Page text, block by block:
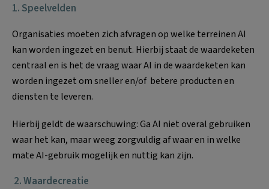
1. Speelvelden
Organisaties moeten zich afvragen op welke terreinen AI
kan worden ingezet en benut. Hierbij staat de waardeketen
centraal en is het de vraag waar AI in de waardeketen kan
worden ingezet om sneller en/of betere producten en
diensten te leveren.
Hierbij geldt de waarschuwing: Ga AI niet overal gebruiken
waar het kan, maar weeg zorgvuldig af waar en in welke
mate AI-gebruik mogelijk en nuttig kan zijn.
2. Waardecreatie